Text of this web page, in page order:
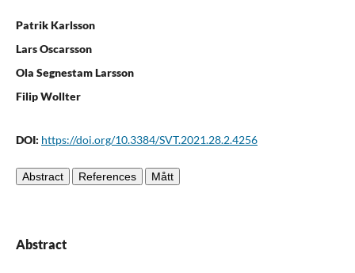
Patrik Karlsson
Lars Oscarsson
Ola Segnestam Larsson
Filip Wollter
DOI: https://doi.org/10.3384/SVT.2021.28.2.4256
Abstract References Mått
Abstract